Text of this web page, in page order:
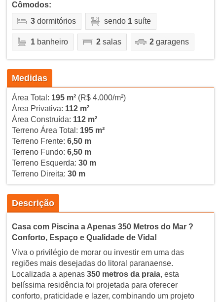
Cômodos:
3dormitórios sendo 1suíte
1banheiro 2salas 2garagens
Medidas
Área Total: 195 m²(R$ 4.000/m²)
Área Privativa: 112 m²
Área Construída: 112 m²
Terreno Área Total: 195 m²
Terreno Frente: 6,50 m
Terreno Fundo: 6,50 m
Terreno Esquerda: 30 m
Terreno Direita: 30 m
Descrição
Casa com Piscina a Apenas 350 Metros do Mar ?
Conforto, Espaço e Qualidade de Vida!
Viva o privilégio de morar ou investir em uma das
regiões mais desejadas do litoral paranaense.
Localizada a apenas 350 metros da praia, esta
belíssima residência foi projetada para oferecer
conforto, praticidade e lazer, combinando um projeto